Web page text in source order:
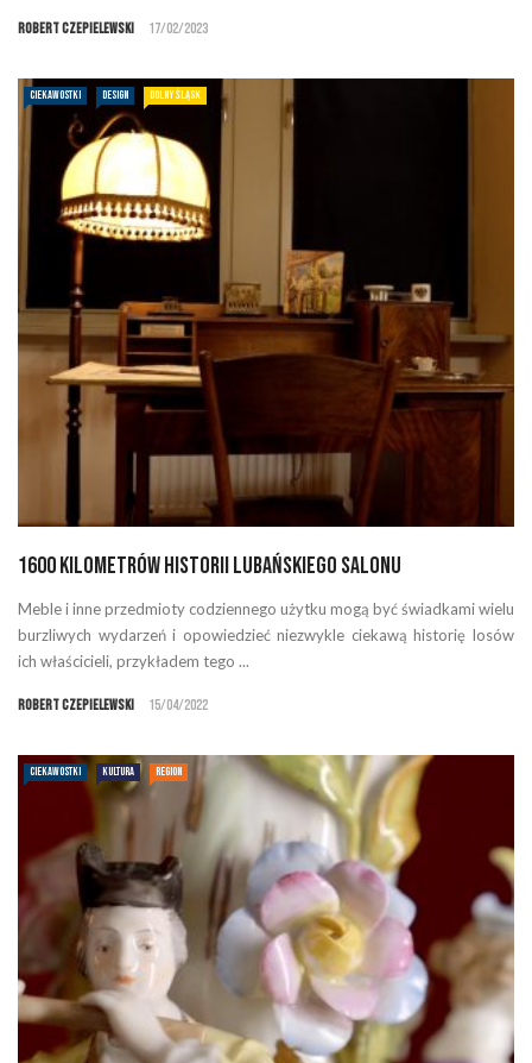
Robert Czepielewski 17/02/2023
CIEKAWOSTKI DESIGN DOLNY ŚLĄSK
1600 kilometrów historii lubańskiego salonu
Meble i inne przedmioty codziennego użytku mogą być świadkami wielu
burzliwych wydarzeń i opowiedzieć niezwykle ciekawą historię losów
ich właścicieli, przykładem tego ...
Robert Czepielewski 15/04/2022
CIEKAWOSTKI KULTURA REGION